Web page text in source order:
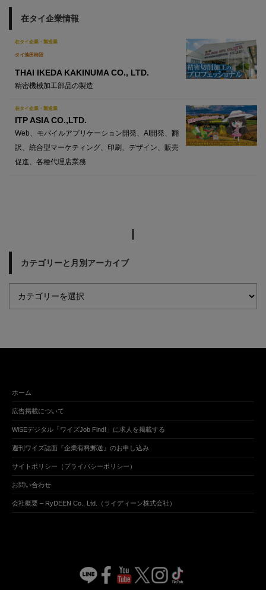
在タイ企業情報
在タイ企業・製造業
タイ池田柿沼
THAI IKEDA KAKINUMA CO., LTD.
精密機械加工部品の製造
在タイ企業・製造業
ITP ASIA CO.,LTD.
Web、モバイルアプリケーション開発、AI開発、翻
訳、統合型マーケティング、印刷、デザイン、販売
促進、各種代理店業務
カテゴリーと月別アーカイブ
ホーム
広告掲載について
WiSEデジタル「ワイズJob Find!」に求人を掲載する
週刊ワイズ誌面『企業有料郵送』のお申し込み
サイトポリシー（プライバシーポリシー）
お問い合わせ
会社概要 – RyDEEN Co., Ltd.（ライディーン株式会社）